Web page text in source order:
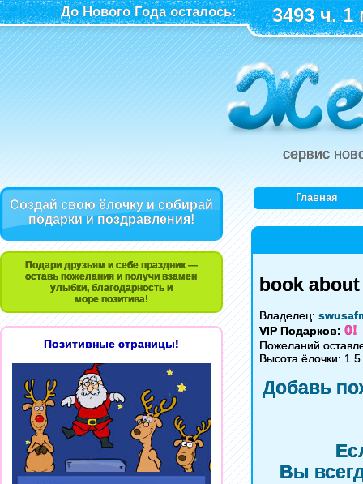
До Нового Года осталось: 3493 ч. 1
сервис
Создай свою ёлочку и собирай
подарки и поздравления!
Подари друзьям и себе праздник —
оставь пожелания и получи взамен
улыбки, благодарность и
море позитива!
Позитивные страницы!
Главная
book
Владелец:
VIP Подарков: 0!
Пожеланий
Высота ёлочки:
Добавь
Вы